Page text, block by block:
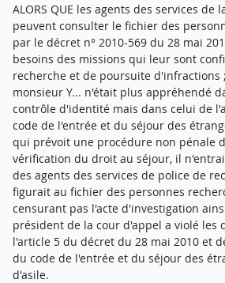
ALORS QUE les agents des services de
peuvent consulter le fichier des
par le décret n° 2010-569 du 28 mai
besoins des missions qui leur sont
recherche et de poursuite d'infractions
monsieur Y... n'était plus appréhendé
contrôle d'identité mais dans celui de
code de l'entrée et du séjour des
qui prévoit une procédure non pénale
vérification du droit au séjour, il
des agents des services de police de
figurait au fichier des personnes
censurant pas l'acte d'investigation
président de la cour d'appel a violé les
l'article 5 du décret du 28 mai 2010 et
du code de l'entrée et du séjour des
d'asile.